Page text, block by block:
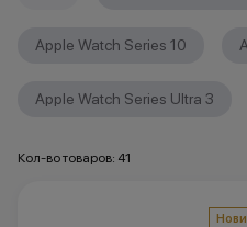
Apple Watch Series 10
Apple Watch Series Ultra 3
Кол-во товаров: 41